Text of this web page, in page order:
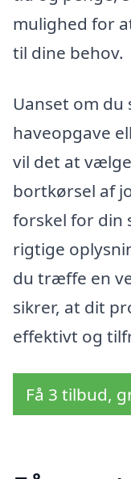
mulighed for
til dine behov.
Uanset om du
haveopgave
vil det at
bortkørsel af
forskel for din
rigtige
du træffe en
sikrer, at dit
effektivt og
Få 3 tilbud,